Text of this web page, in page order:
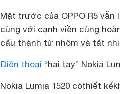
Mặt trước của OPPO R5
cùng với cạnh viền cùng
cấu thành từ nhôm và tất
Điện thoại “hai tay” Nokia
Nokia Lumia 1520 cóthiết